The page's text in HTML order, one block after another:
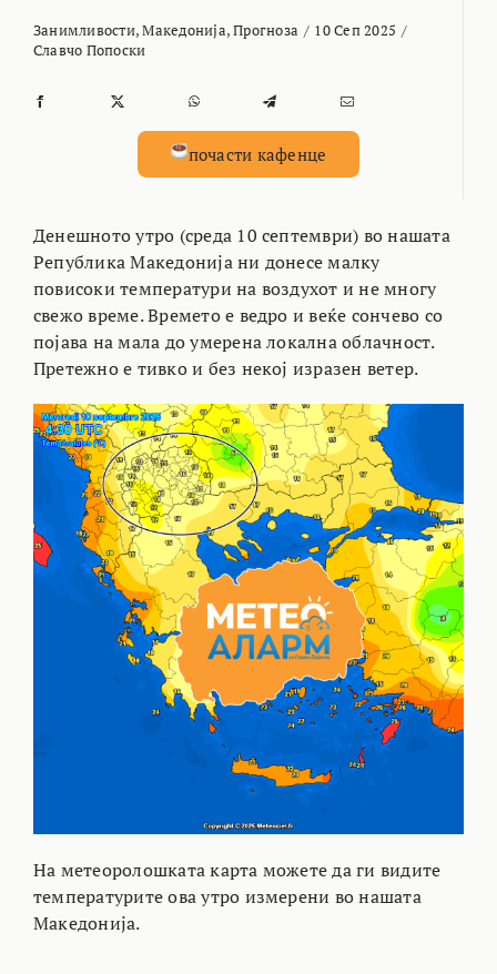
Занимливости,Македонија,Прогноза / 10 Сеп 2025 /
Славчо Попоски
почасти кафенце
Денешното утро (среда 10 септември) во нашата
Република Македонија ни донесе малку
повисоки температури на воздухот и не многу
свежо време. Времето е ведро и веќе сончево со
појава на мала до умерена локална облачност.
Претежно е тивко и без некој изразен ветер.
На метеоролошката карта можете да ги видите
температурите ова утро измерени во нашата
Македонија.